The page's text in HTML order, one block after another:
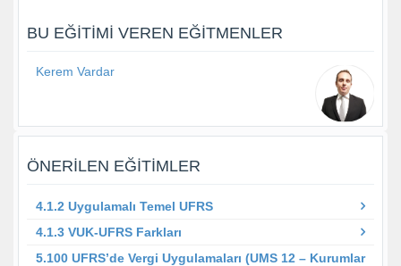
BU EĞITIMI VEREN EĞITMENLER
Kerem Vardar
ÖNERILEN EĞITIMLER
4.1.2 Uygulamalı Temel UFRS
4.1.3 VUK-UFRS Farkları
5.100 UFRS’de Vergi Uygulamaları (UMS 12 – Kurumlar